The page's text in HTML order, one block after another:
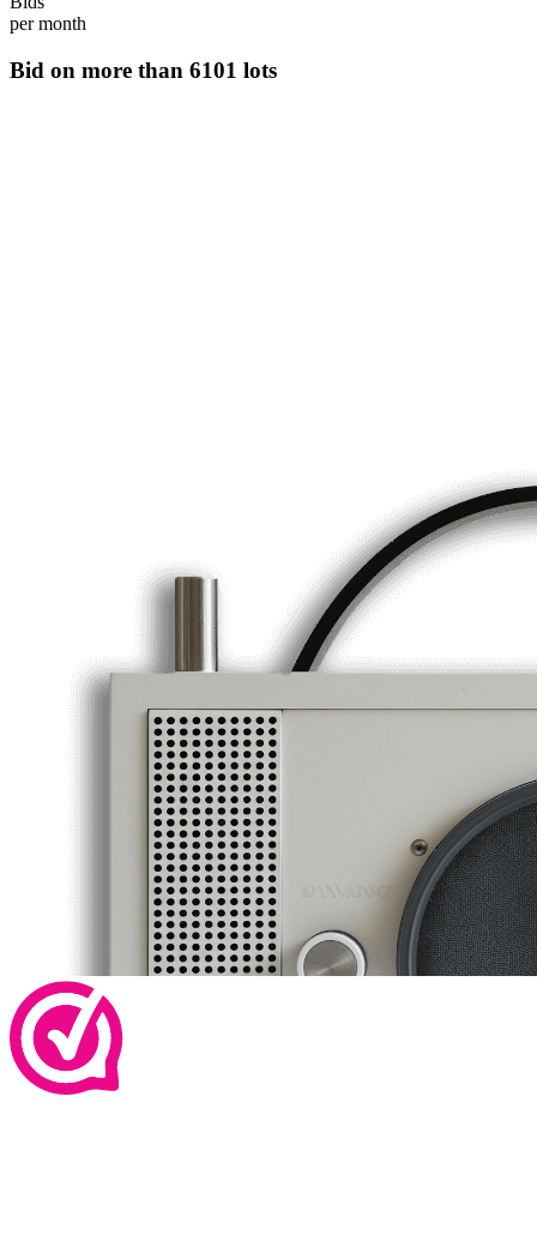
per month
Bid on more than 6101 lots